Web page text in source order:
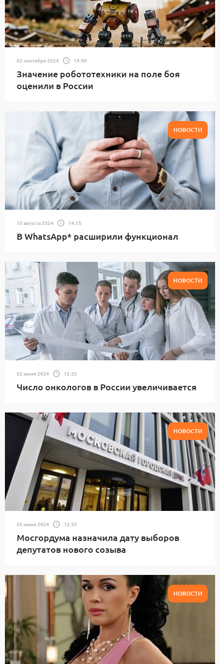
02 сентября 2024 19:00
Значение робототехники на поле боя
оценили в России
НОВОСТИ
15 августа 2024 14:25
В WhatsApp* расширили функционал
НОВОСТИ
02 июля 2024 12:25
Число онкологов в России увеличивается
НОВОСТИ
05 июня 2024 12:55
Мосгордума назначила дату выборов
депутатов нового созыва
НОВОСТИ